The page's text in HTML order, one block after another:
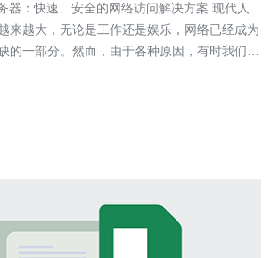
：快速、安全的网络访问解决方案 现代人
来越大，无论是工作还是娱乐，网络已经成为
的一部分。然而，由于各种原因，有时我们可
决这个问题，使用手机IP韩国代理服务器成